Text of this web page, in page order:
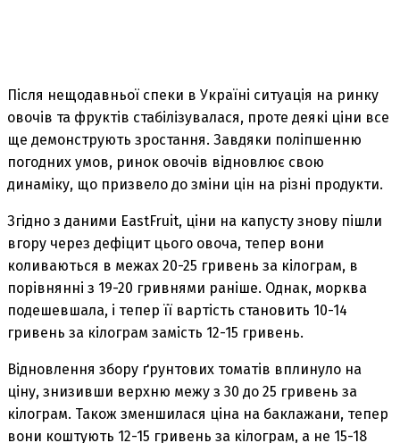
Після нещодавньої спеки в Україні ситуація на ринку
овочів та фруктів стабілізувалася, проте деякі ціни все
ще демонструють зростання. Завдяки поліпшенню
погодних умов, ринок овочів відновлює свою
динаміку, що призвело до зміни цін на різні продукти.
Згідно з даними EastFruit, ціни на капусту знову пішли
вгору через дефіцит цього овоча, тепер вони
коливаються в межах 20-25 гривень за кілограм, в
порівнянні з 19-20 гривнями раніше. Однак, морква
подешевшала, і тепер її вартість становить 10-14
гривень за кілограм замість 12-15 гривень.
Відновлення збору ґрунтових томатів вплинуло на
ціну, знизивши верхню межу з 30 до 25 гривень за
кілограм. Також зменшилася ціна на баклажани, тепер
вони коштують 12-15 гривень за кілограм, а не 15-18